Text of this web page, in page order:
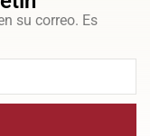
su correo. Es